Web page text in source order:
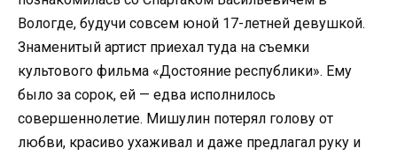
Вологде, будучи совсем юной 17-летней девушкой.
Знаменитый артист приехал туда на съемки
культового фильма «Достояние республики». Ему
было за сорок, ей — едва исполнилось
совершеннолетие. Мишулин потерял голову от
любви, красиво ухаживал и даже предлагал руку и